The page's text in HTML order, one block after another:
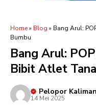
Home» Blog » Bang Arul:
Bumbu
Bang Arul:
Bibit Atlet
Pelopor
14 Mei 2025